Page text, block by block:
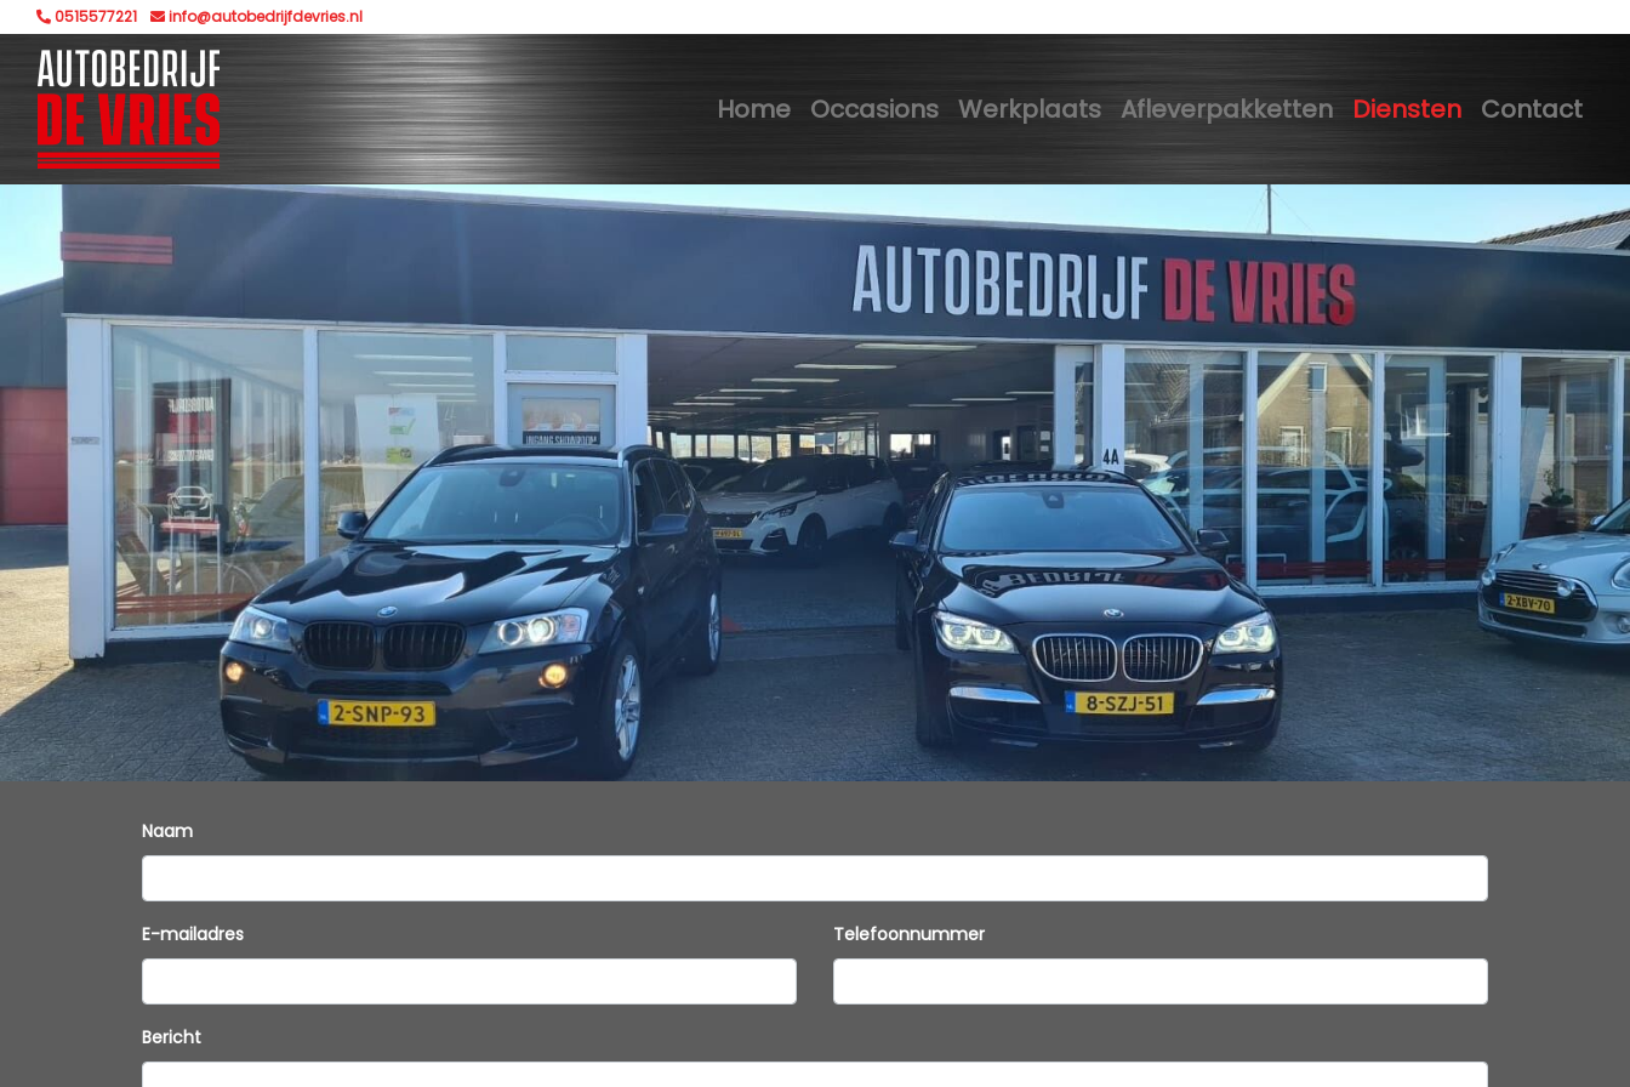
0515577221 info@autobedrijfdevries.nl
Home Occasions Werkplaats Afleverpakketten Diensten Contact
Naam
E-mailadres Telefoonnummer
Bericht